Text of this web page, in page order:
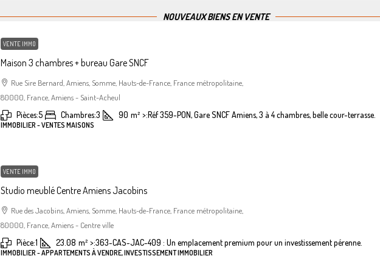
NOUVEAUX BIENS EN VENTE
VENTE IMMO
Maison 3 chambres + bureau Gare SNCF
Rue Sire Bernard, Amiens, Somme, Hauts-de-France, France métropolitaine,
80000, France, Amiens - Saint-Acheul
Pièces:5 Chambres:3 90 m² >:Réf 359-PON, Gare SNCF Amiens, 3 à 4 chambres, belle cour-terrasse.
IMMOBILIER - VENTES MAISONS
VENTE IMMO
Studio meublé Centre Amiens Jacobins
Rue des Jacobins, Amiens, Somme, Hauts-de-France, France métropolitaine,
80000, France, Amiens - Centre ville
Pièce:1 23.08 m² >:363-CAS-JAC-409 : Un emplacement premium pour un investissement pérenne.
IMMOBILIER - APPARTEMENTS À VENDRE, INVESTISSEMENT IMMOBILIER